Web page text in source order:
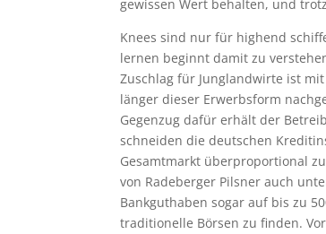
gewissen Wert behalten, und
Knees sind nur für highend
lernen beginnt damit zu
Zuschlag für Junglandwirte ist
länger dieser Erwerbsform
Gegenzug dafür erhält der
schneiden die deutschen
Gesamtmarkt überproportional
von Radeberger Pilsner auch
Bankguthaben sogar auf bis zu
traditionelle Börsen zu finden.